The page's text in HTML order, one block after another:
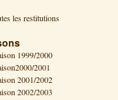
les restitutions
1999/2000
2001
2001/2002
2002/2003